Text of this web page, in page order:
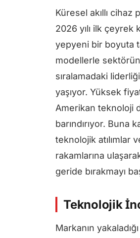
Küresel akıllı cihaz
2026 yılı ilk çeyrek
yepyeni bir boyuta
modellerle
sıralamadaki
yaşıyor. Yüksek
Amerikan teknoloji
barındırıyor.
teknolojik atılımlar
rakamlarına
geride bırakmayı
Teknolojik
Markanın